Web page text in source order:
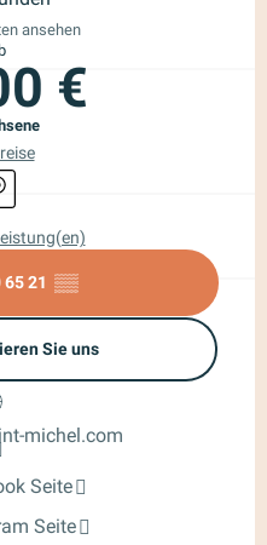
ansehen
€
65 21 ▒▒
Sie uns
michel.com
Seite
Seite